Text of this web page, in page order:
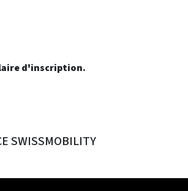
d'inscription.
SWISSMOBILITY